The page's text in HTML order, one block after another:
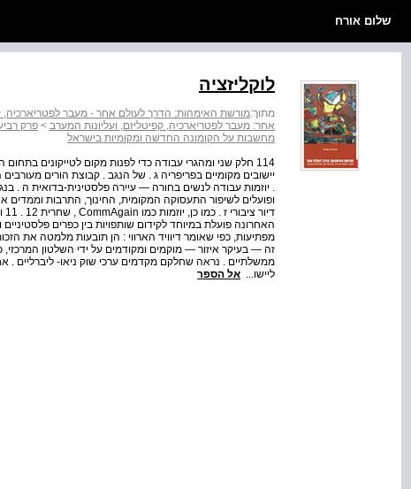
שלום אורח
לוקליזציה
מתוך:מורשת האימהות: הדרך לעולם אחר - מעבר לפטריארכיה,
אחר: מעבר לפטריארכיה, קפיטליזם, ועליונות המערב > פרק
מחשבות על הקומונה החדשה ומקומיות בישראל
יישובים מקומיים בפריפריה ג . של הנגב . קבוצת הורים
. יוזמות עבודה לנשים בחורה — עיירה פלסטינית-בדואית ה .
האחרונה פועלת במיוחד לקידום שותפויות בין כפרים פלסטיניים
זה — בעיקר איזור — מוקמים ומקודמים על ידי השלטון
ממשלתיים . נראה שחלקם מקדמים ערכי שוק ניאו- ליברליים .
ליישו... אל הספר